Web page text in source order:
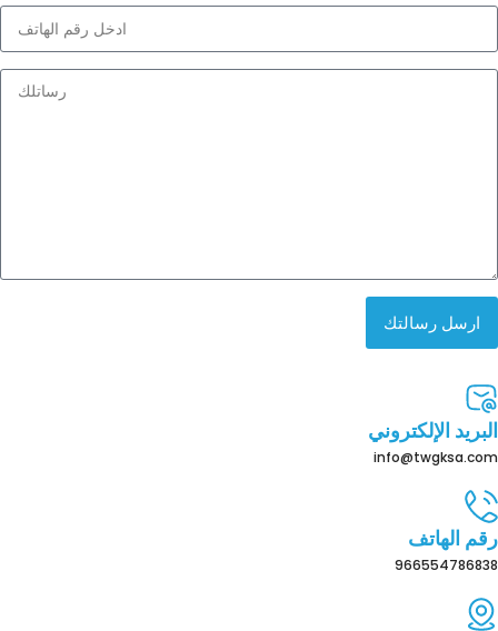
ارسل رسالتك
البريد الإلكتروني
info@twgksa.com
رقم الهاتف
966554786838